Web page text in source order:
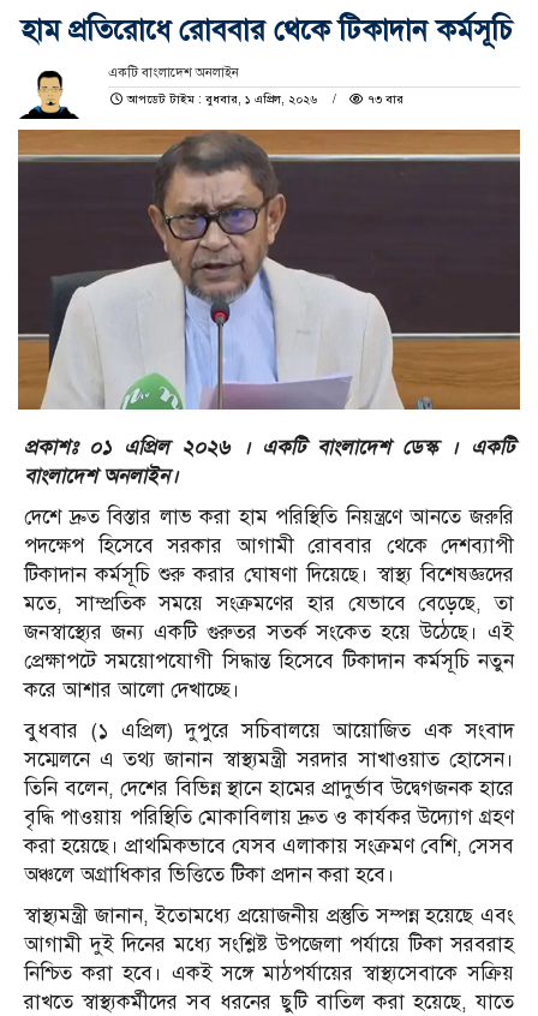
হাম প্রতিরোধে রোববার থেকে টিকাদান কর্মসূচি
একটি বাংলাদেশ অনলাইন
আপডেট টাইম : বুধবার, ১ এপ্রিল, ২০২৬
৭৩ বার
প্রকাশঃ ০১ এপ্রিল ২০২৬ । একটি বাংলাদেশ ডেস্ক । একটি
বাংলাদেশ অনলাইন।
দেশে দ্রুত বিস্তার লাভ করা হাম পরিস্থিতি নিয়ন্ত্রণে আনতে জরুরি
পদক্ষেপ হিসেবে সরকার আগামী রোববার থেকে দেশব্যাপী
টিকাদান কর্মসূচি শুরু করার ঘোষণা দিয়েছে। স্বাস্থ্য বিশেষজ্ঞদের
মতে, সাম্প্রতিক সময়ে সংক্রমণের হার যেভাবে বেড়েছে, তা
জনস্বাস্থ্যের জন্য একটি গুরুতর সতর্ক সংকেত হয়ে উঠেছে। এই
প্রেক্ষাপটে সময়োপযোগী সিদ্ধান্ত হিসেবে টিকাদান কর্মসূচি নতুন
করে আশার আলো দেখাচ্ছে।
বুধবার (১ এপ্রিল) দুপুরে সচিবালয়ে আয়োজিত এক সংবাদ
সম্মেলনে এ তথ্য জানান স্বাস্থ্যমন্ত্রী সরদার সাখাওয়াত হোসেন।
তিনি বলেন, দেশের বিভিন্ন স্থানে হামের প্রাদুর্ভাব উদ্বেগজনক হারে
বৃদ্ধি পাওয়ায় পরিস্থিতি মোকাবিলায় দ্রুত ও কার্যকর উদ্যোগ গ্রহণ
করা হয়েছে। প্রাথমিকভাবে যেসব এলাকায় সংক্রমণ বেশি, সেসব
অঞ্চলে অগ্রাধিকার ভিত্তিতে টিকা প্রদান করা হবে।
স্বাস্থ্যমন্ত্রী জানান, ইতোমধ্যে প্রয়োজনীয় প্রস্তুতি সম্পন্ন হয়েছে এবং
আগামী দুই দিনের মধ্যে সংশ্লিষ্ট উপজেলা পর্যায়ে টিকা সরবরাহ
নিশ্চিত করা হবে। একই সঙ্গে মাঠপর্যায়ের স্বাস্থ্যসেবাকে সক্রিয়
রাখতে স্বাস্থ্যকর্মীদের সব ধরনের ছুটি বাতিল করা হয়েছে, যাতে